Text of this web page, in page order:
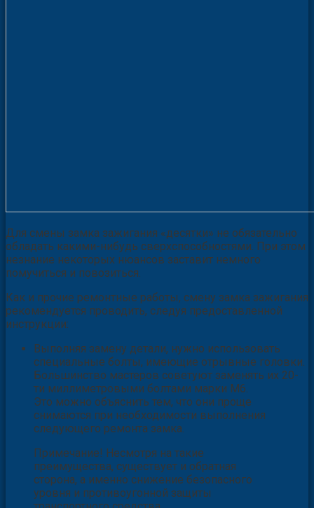
Для смены замка зажигания «десятки» не обязательно
обладать какими-нибудь сверхспособностями. При этом
незнание некоторых нюансов заставит немного
помучиться и повозиться.
Как и прочие ремонтные работы, смену замка зажигания
рекомендуется проводить, следуя предоставленной
инструкции:
Выполняя замену детали, нужно использовать
специальные болты, имеющие отрывные головки.
Большинство мастеров советуют заменять их 20-
ти миллиметровыми болтами марки М6.
Это можно объяснить тем, что они проще
снимаются при необходимости выполнения
следующего ремонта замка.
Примечание! Несмотря на такие
преимущества, существует и обратная
сторона, а именно снижение безопасного
уровня и противоугонной защиты